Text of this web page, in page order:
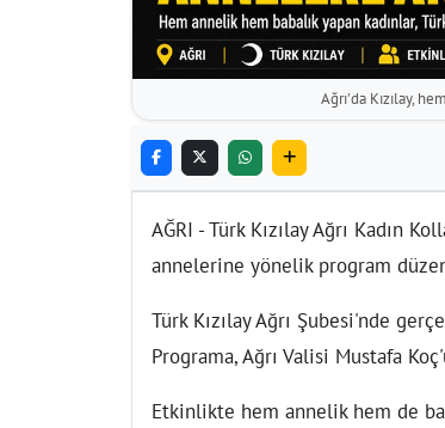
Ağrı'da Kızılay,
AĞRI - Türk Kızılay Ağrı Kadın
annelerine yönelik program
Türk Kızılay Ağrı Şubesi'nde
Programa, Ağrı Valisi Mustafa
Etkinlikte hem annelik hem de